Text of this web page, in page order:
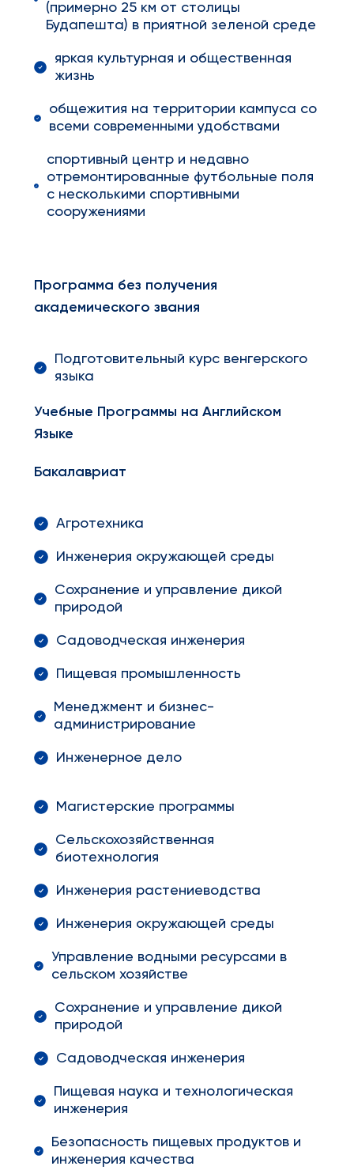
(примерно 25 км от столицы
Будапешта) в приятной зеленой среде
яркая культурная и общественная
жизнь
общежития на территории кампуса со
всеми современными удобствами
спортивный центр и недавно
отремонтированные футбольные поля
с несколькими спортивными
сооружениями
Программа без получения
академического звания
Подготовительный курс венгерского
языка
Учебные Программы на Английском
Языке
Бакалавриат
Агротехника
Инженерия окружающей среды
Сохранение и управление дикой
природой
Садоводческая инженерия
Пищевая промышленность
Менеджмент и бизнес-
администрирование
Инженерное дело
Магистерские программы
Сельскохозяйственная
биотехнология
Инженерия растениеводства
Инженерия окружающей среды
Управление водными ресурсами в
сельском хозяйстве
Сохранение и управление дикой
природой
Садоводческая инженерия
Пищевая наука и технологическая
инженерия
Безопасность пищевых продуктов и
инженерия качества